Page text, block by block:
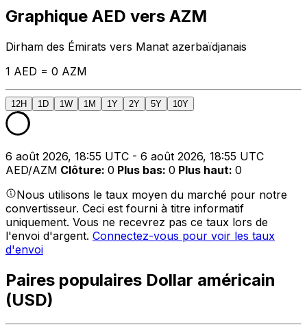
Graphique AED vers AZM
Dirham des Émirats vers Manat azerbaïdjanais
1 AED = 0 AZM
12H 1D 1W 1M 1Y 2Y 5Y 10Y
6 août 2026, 18:55 UTC - 6 août 2026, 18:55 UTC
AED/AZM Clôture: 0 Plus bas: 0 Plus haut: 0
Nous utilisons le taux moyen du marché pour notre
convertisseur. Ceci est fourni à titre informatif
uniquement. Vous ne recevrez pas ce taux lors de
l'envoi d'argent. Connectez-vous pour voir les taux
d'envoi
Paires populaires Dollar américain
(USD)